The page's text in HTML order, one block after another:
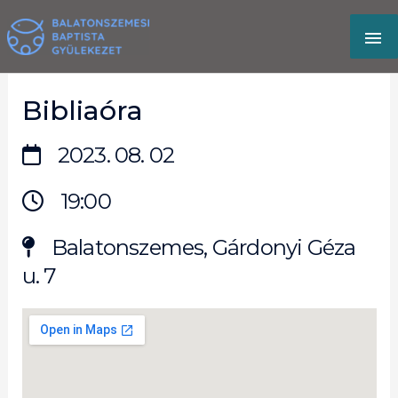
to
content
Bibliaóra
2023. 08. 02
19:00
Balatonszemes, Gárdonyi Géza
u. 7